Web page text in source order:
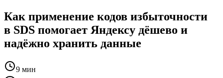
Как применение кодов избыточности
в SDS помогает Яндексу дёшево и
надёжно хранить данные
9 мин